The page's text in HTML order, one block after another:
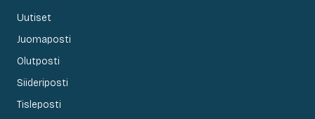
Uutiset
Juomaposti
Olutposti
Siideriposti
Tisleposti